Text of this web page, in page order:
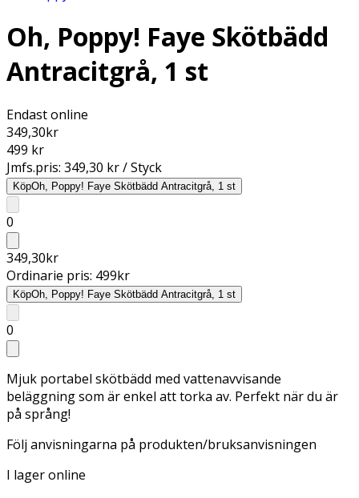
Oh, Poppy! Faye Skötbädd
Antracitgrå, 1 st
Endast online
349,30kr
499 kr
Jmfs.pris: 349,30 kr / Styck
KöpOh, Poppy! Faye Skötbädd Antracitgrå, 1 st
0
349,30kr
Ordinarie pris: 499kr
KöpOh, Poppy! Faye Skötbädd Antracitgrå, 1 st
0
Mjuk portabel skötbädd med vattenavvisande
beläggning som är enkel att torka av. Perfekt när du är
på språng!
Följ anvisningarna på produkten/bruksanvisningen
I lager online